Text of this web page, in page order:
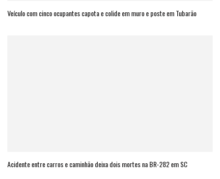
Veículo com cinco ocupantes capota e colide em muro e poste em Tubarão
Acidente entre carros e caminhão deixa dois mortes na BR-282 em SC